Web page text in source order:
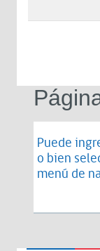
Puede
o bien
menú de